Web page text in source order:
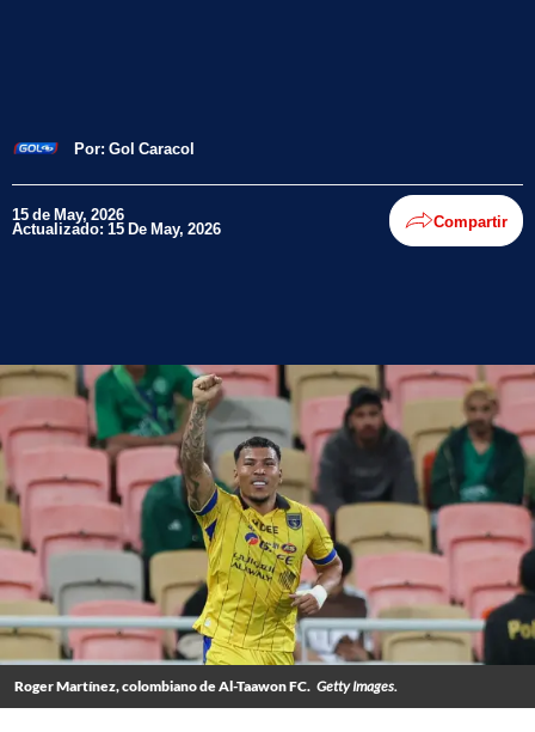
Por: Gol Caracol
15 de May, 2026
Actualizado: 15 De May, 2026 Compartir
Roger Martínez, colombiano de Al-Taawon FC. Getty Images.